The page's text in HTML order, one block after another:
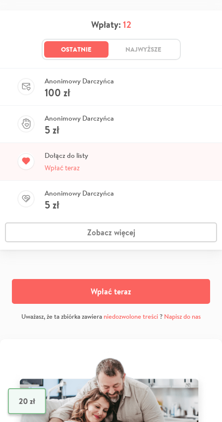
Wpłaty: 12
OSTATNIE NAJWYŻSZE
Anonimowy Darczyńca
100 zł
Anonimowy Darczyńca
5zł
Dołącz do listy
Wpłać teraz
Anonimowy Darczyńca
5zł
Zobacz więcej
Wpłać teraz
Uważasz, że ta zbiórka zawiera niedozwolone treści? Napisz do nas